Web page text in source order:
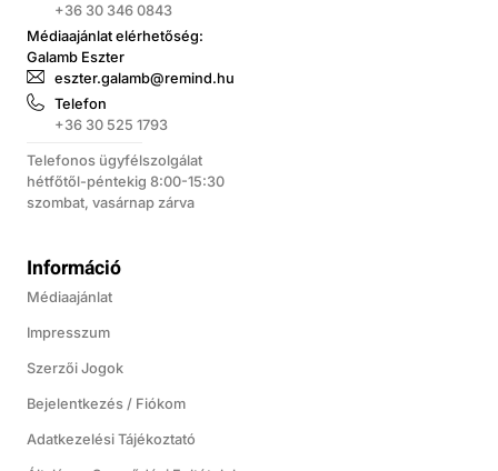
+36 30 346 0843
Médiaajánlat elérhetőség:
Galamb Eszter
eszter.galamb@remind.hu
Telefon
+36 30 525 1793
Telefonos ügyfélszolgálat
hétfőtől-péntekig 8:00-15:30
szombat, vasárnap zárva
Információ
Médiaajánlat
Impresszum
Szerzői Jogok
Bejelentkezés / Fiókom
Adatkezelési Tájékoztató